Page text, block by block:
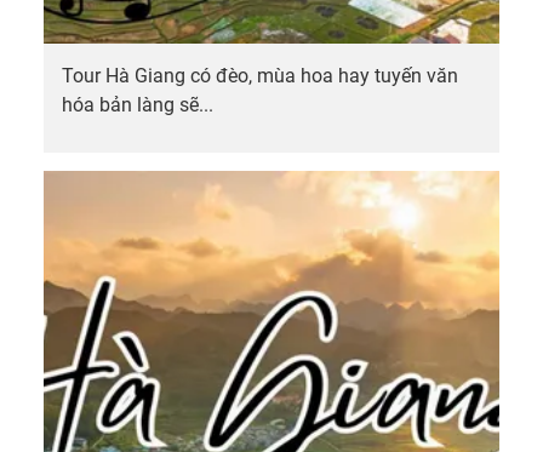
Tour Hà Giang có đèo, mùa hoa hay tuyến văn
hóa bản làng sẽ...